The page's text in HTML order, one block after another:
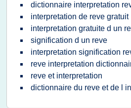
dictionnaire interpretation
interpretation de reve gratuit
interpretation gratuite d un
signification d un reve
interpretation signification
reve interpretation
reve et interpretation
dictionnaire du reve et de l